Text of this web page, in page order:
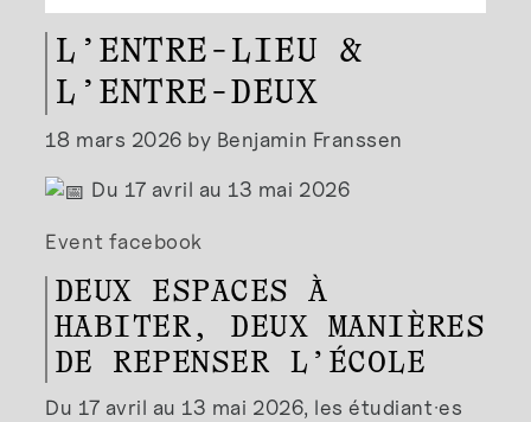
L’ENTRE-LIEU &
L’ENTRE-DEUX
18 mars 2026 by Benjamin Franssen
Du 17 avril au 13 mai 2026
Event facebook
DEUX ESPACES À
HABITER, DEUX MANIÈRES
DE REPENSER L’ÉCOLE
Du 17 avril au 13 mai 2026, les étudiant·es